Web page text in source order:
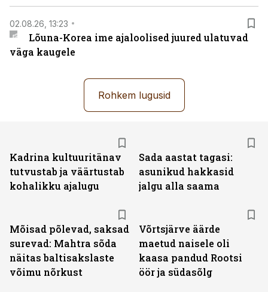
02.08.26, 13:23
Lõuna-Korea ime ajaloolised juured ulatuvad
väga kaugele
Rohkem lugusid
Kadrina kultuuritänav
tutvustab ja väärtustab
kohalikku ajalugu
Sada aastat tagasi:
asunikud hakkasid
jalgu alla saama
Mõisad põlevad, saksad
surevad: Mahtra sõda
näitas baltisakslaste
võimu nõrkust
Võrtsjärve äärde
maetud naisele oli
kaasa pandud Rootsi
öör ja südasõlg